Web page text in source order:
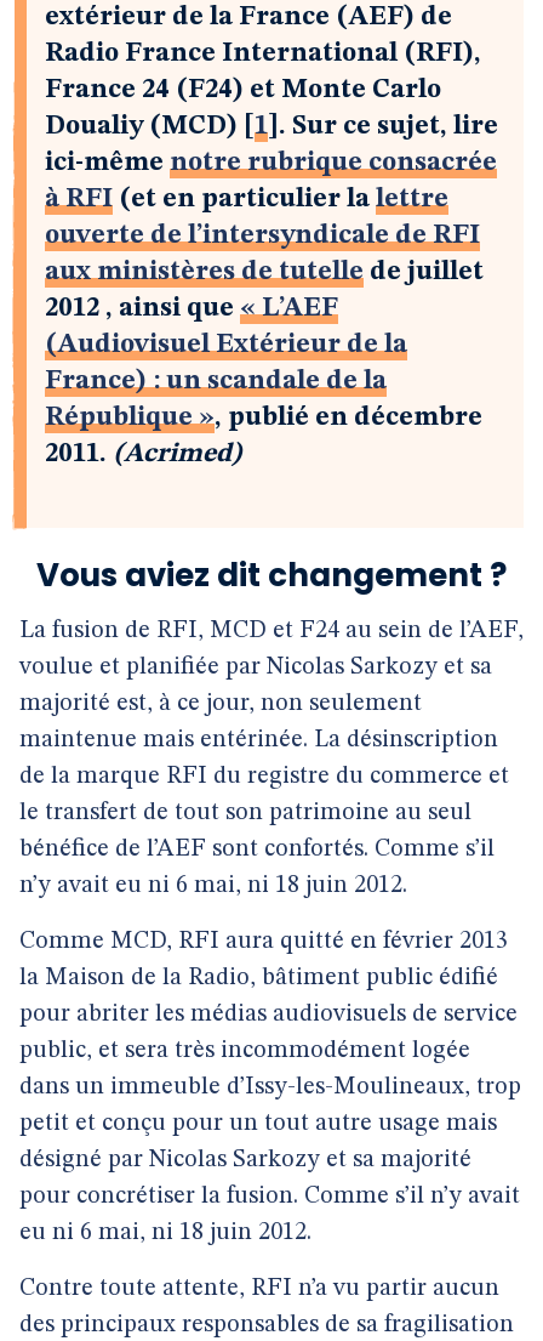
extérieur de la France (AEF) de
Radio France International (RFI),
France 24 (F24) et Monte Carlo
Doualiy (MCD)
1 . Sur ce sujet, lire
ici-même notre rubrique consacrée
à RFI (et en particulier la lettre
ouverte de l’intersyndicale de RFI
aux ministères de tutelle de juillet
2012 , ainsi que « L’AEF
(Audiovisuel Extérieur de la
France) : un scandale de la
République », publié en décembre
2011. (Acrimed)
Vous aviez dit changement ?
La fusion de RFI, MCD et F24 au sein de l’AEF,
voulue et planifiée par Nicolas Sarkozy et sa
majorité est, à ce jour, non seulement
maintenue mais entérinée. La désinscription
de la marque RFI du registre du commerce et
le transfert de tout son patrimoine au seul
bénéfice de l’AEF sont confortés. Comme s’il
n’y avait eu ni 6 mai, ni 18 juin 2012.
Comme MCD, RFI aura quitté en février 2013
la Maison de la Radio, bâtiment public édifié
pour abriter les médias audiovisuels de service
public, et sera très incommodément logée
dans un immeuble d’Issy-les-Moulineaux, trop
petit et conçu pour un tout autre usage mais
désigné par Nicolas Sarkozy et sa majorité
pour concrétiser la fusion. Comme s’il n’y avait
eu ni 6 mai, ni 18 juin 2012.
Contre toute attente, RFI n’a vu partir aucun
des principaux responsables de sa fragilisation